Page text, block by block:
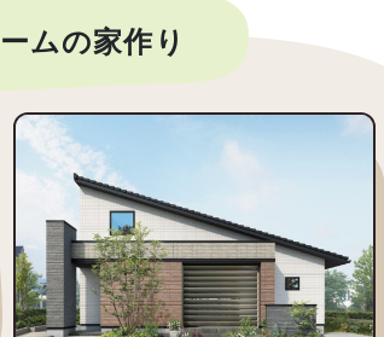
ムの家作り